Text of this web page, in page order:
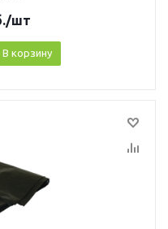
/шт
В корзину